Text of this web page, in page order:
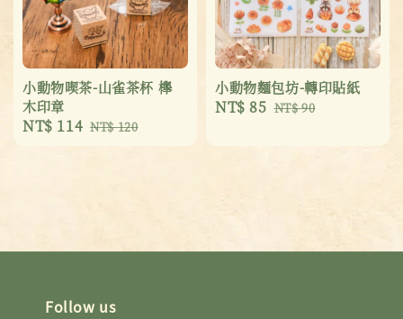
小動物喫茶-山雀茶杯 櫸
木印章
Sale
NT$ 114 Regular
NT$ 120
小動物麵包坊-轉印貼紙
Sale
NT$ 85 Regular
NT$ 90
Follow us